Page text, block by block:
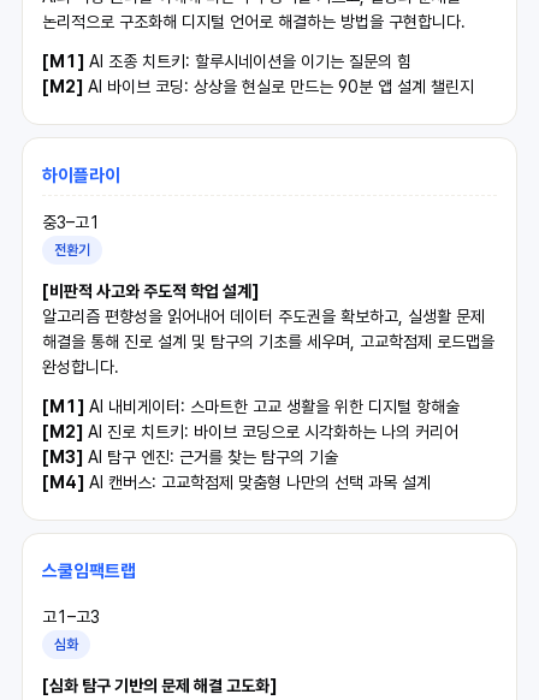
논리적으로 구조화해 디지털 언어로 해결하는 방법을 구현합니다.
[M1] AI 조종 치트키: 할루시네이션을 이기는 질문의 힘
[M2] AI 바이브 코딩: 상상을 현실로 만드는 90분 앱 설계 챌린지
하이플라이
중3–고1
전환기
[비판적 사고와 주도적 학업 설계]
알고리즘 편향성을 읽어내어 데이터 주도권을 확보하고, 실생활 문제
해결을 통해 진로 설계 및 탐구의 기초를 세우며, 고교학점제 로드맵을
완성합니다.
[M1] AI 내비게이터: 스마트한 고교 생활을 위한 디지털 항해술
[M2] AI 진로 치트키: 바이브 코딩으로 시각화하는 나의 커리어
[M3] AI 탐구 엔진: 근거를 찾는 탐구의 기술
[M4] AI 캔버스: 고교학점제 맞춤형 나만의 선택 과목 설계
스쿨임팩트랩
고1–고3
심화
[심화 탐구 기반의 문제 해결 고도화]